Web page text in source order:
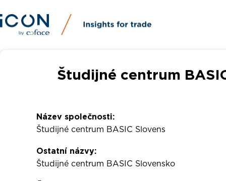
Študijné centrum
Název společnosti:
Študijné centrum BASIC Slovens
Ostatní názvy:
Študijné centrum BASIC Slovensko